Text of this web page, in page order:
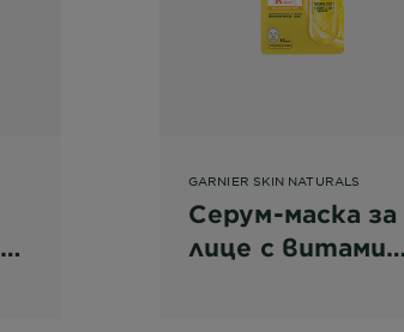
GARNIER SKIN NATURALS
Серум-маска за
лице с витамин